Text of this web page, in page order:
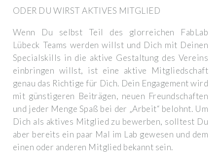
ODER DU WIRST AKTIVES MITGLIED
Wenn Du selbst Teil des glorreichen FabLab
Lübeck Teams werden willst und Dich mit Deinen
Specialskills in die aktive Gestaltung des Vereins
einbringen willst, ist eine aktive Mitgliedschaft
genau das Richtige für Dich. Dein Engagement wird
mit günstigeren Beiträgen, neuen Freundschaften
und jeder Menge Spaß bei der „Arbeit“ belohnt. Um
Dich als aktives Mitglied zu bewerben, solltest Du
aber bereits ein paar Mal im Lab gewesen und dem
einen oder anderen Mitglied bekannt sein.